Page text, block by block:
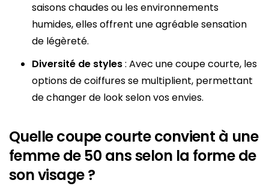
saisons chaudes ou les environnements
humides, elles offrent une agréable sensation
de légèreté.
Diversité de styles: Avec une coupe courte, les
options de coiffures se multiplient, permettant
de changer de look selon vos envies.
Quelle coupe courte convient à une
femme de 50 ans selon la forme de
son visage ?